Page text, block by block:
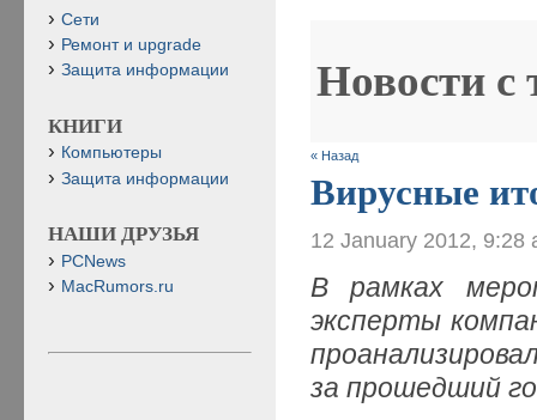
Новости с
« Назад
Вирусные
12 January 2012, 9:28
В рамках
эксперты
за прошедший
Сети
Ремонт и upgrade
Защита информации
КНИГИ
Компьютеры
Защита информации
НАШИ ДРУЗЬЯ
PCNews
MacRumors.ru